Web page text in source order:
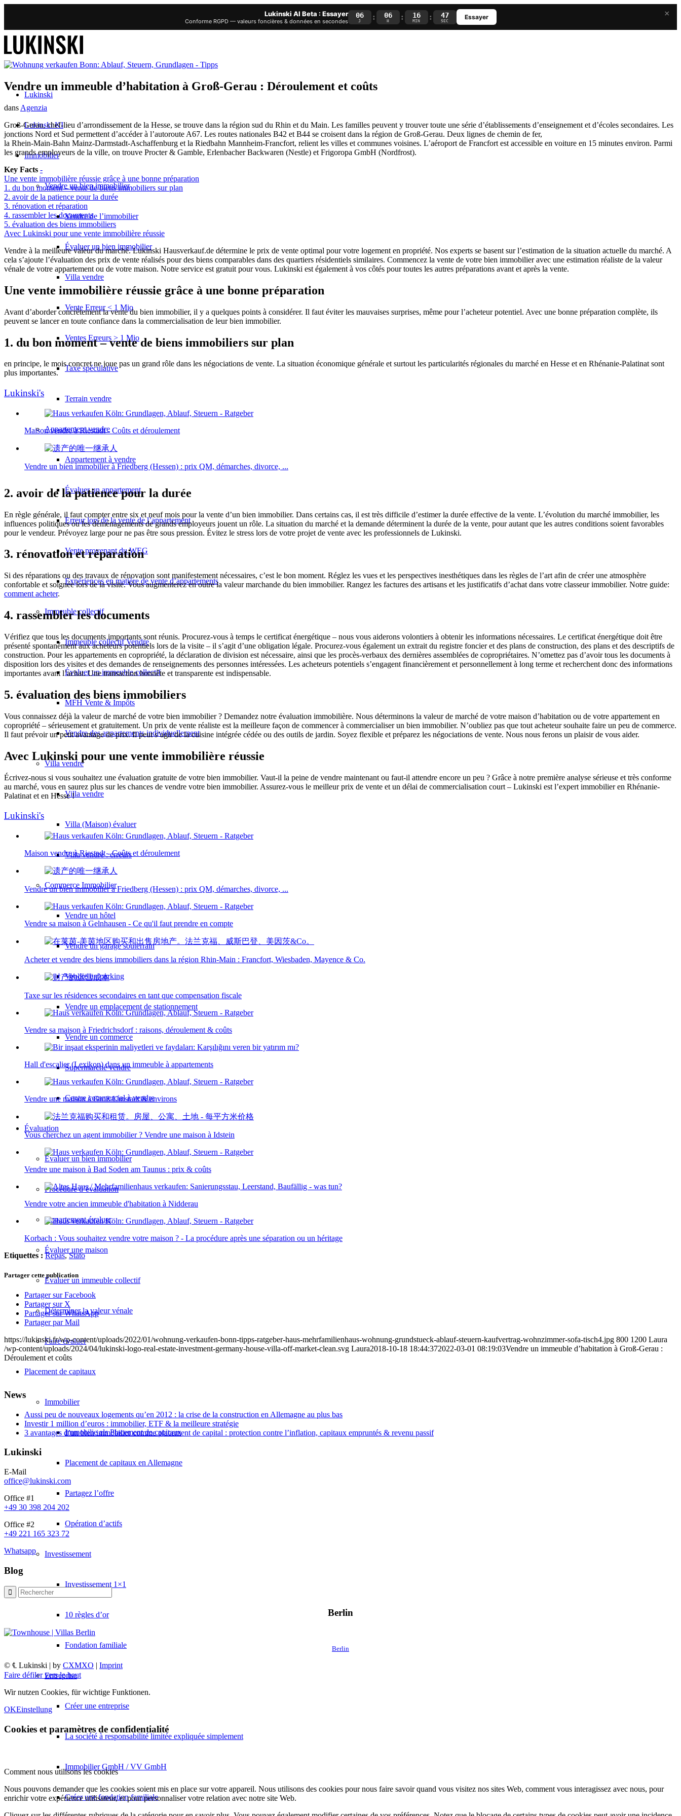
×
Lukinski AI Beta : Essayer
Conforme RGPD — valeurs foncières & données en secondes
06
J : 06
H : 16
MIN : 46
SEC Essayer
Lukinski
Lukinski KI
Immobilier
Vendre un bien immobilier
Vendre de l’immobilier
Évaluer un bien immobilier
Villa vendre
Vente Erreur < 1 Mio
Ventes Erreurs > 1 Mio
Taxe spéculative
Terrain vendre
Appartementvendre
Appartement à vendre
Évaluer un appartement
Erreur lors de la vente de l’appartement
Vente provenant du WEG
Expériences en matière de vente d’appartements
Immeuble collectif
Immeuble collectif Vendre
Évaluer un immeuble collectif
MFH Vente & Impôts
Vendre des appartements individuellement
Villa vendre
Villa vendre
Villa (Maison) évaluer
Villa vendre : erreurs
Commerce Immobilier
Vendre un hôtel
Vendre un garage souterrain
Vendre un parking
Vendre un emplacement de stationnement
Vendre un commerce
Supermarché vendre
Centre commercial à vendre
Évaluation
Évaluer un bien immobilier
Procédure d’évaluation
Appartement évaluer
Évaluer une maison
Évaluer un immeuble collectif
Déterminer la valeur vénale
Faire évaluer
Placement de capitaux
Immobilier
Immobilie als Placement de capitaux
Placement de capitaux en Allemagne
Partagez l’offre
Opération d’actifs
Investissement
Investissement 1×1
10 règles d’or
Fondation familiale
Entreprise
Créer une entreprise
La société à responsabilité limitée expliquée simplement
Immobilier GmbH / VV GmbH
Créer une fondation familiale
Vendre un immeuble d’habitation à Groß-Gerau : Déroulement et coûts
dans Agenzia
Groß-Gerau, chef-lieu d’arrondissement de la Hesse, se trouve dans la région sud du Rhin et du Main. Les familles peuvent y trouver toute une série d’établissements d’enseignement et d’écoles secondaires. Les
jonctions Nord et Sud permettent d’accéder à l’autoroute A67. Les routes nationales B42 et B44 se croisent dans la région de Groß-Gerau. Deux lignes de chemin de fer,
la Rhein-Main-Bahn Mainz-Darmstadt-Aschaffenburg et la Riedbahn Mannheim-Francfort, relient les villes et communes voisines. L’aéroport de Francfort est accessible en voiture en 15 minutes environ. Parmi
les grands employeurs de la ville, on trouve Procter & Gamble, Erlenbacher Backwaren (Nestle) et Frigoropa GmbH (Nordfrost).
Key Facts -
Une vente immobilière réussie grâce à une bonne préparation
1. du bon moment – vente de biens immobiliers sur plan
2. avoir de la patience pour la durée
3. rénovation et réparation
4. rassembler les documents
5. évaluation des biens immobiliers
Avec Lukinski pour une vente immobilière réussie
Vendre à la meilleure valeur du marché. Lukinski Hausverkauf.de détermine le prix de vente optimal pour votre logement en propriété. Nos experts se basent sur l’estimation de la situation actuelle du marché. A
cela s’ajoute l’évaluation des prix de vente réalisés pour des biens comparables dans des quartiers résidentiels similaires. Commencez la vente de votre bien immobilier avec une estimation réaliste de la valeur
vénale de votre appartement ou de votre maison. Notre service est gratuit pour vous. Lukinski est également à vos côtés pour toutes les autres préparations avant et après la vente.
Une vente immobilière réussie grâce à une bonne préparation
Avant d’aborder concrètement la vente du bien immobilier, il y a quelques points à considérer. Il faut éviter les mauvaises surprises, même pour l’acheteur potentiel. Avec une bonne préparation complète, ils
peuvent se lancer en toute confiance dans la commercialisation de leur bien immobilier.
1. du bon moment – vente de biens immobiliers sur plan
en principe, le mois concret ne joue pas un grand rôle dans les négociations de vente. La situation économique générale et surtout les particularités régionales du marché en Hesse et en Rhénanie-Palatinat sont
plus importantes.
Lukinski's
Maison vendre à Riestadt - Coûts et déroulement
Vendre un bien immobilier à Friedberg (Hessen) : prix QM, démarches, divorce, ...
2. avoir de la patience pour la durée
En règle générale, il faut compter entre six et neuf mois pour la vente d’un bien immobilier. Dans certains cas, il est très difficile d’estimer la durée effective de la vente. L’évolution du marché immobilier, les
influences politiques ou les déménagements de grands employeurs jouent un rôle. La situation du marché et la demande déterminent la durée de la vente, pour autant que les autres conditions soient favorables
pour le vendeur. Prévoyez large pour ne pas être sous pression. Évitez le stress lors de votre projet de vente avec les professionnels de Lukinski.
3. rénovation et réparation
Si des réparations ou des travaux de rénovation sont manifestement nécessaires, c’est le bon moment. Réglez les vues et les perspectives inesthétiques dans les règles de l’art afin de créer une atmosphère
confortable et soignée lors de la visite. Vous augmenterez en outre la valeur marchande du bien immobilier. Rangez les factures des artisans et les justificatifs d’achat dans votre classeur immobilier. Notre guide:
comment acheter.
4. rassembler les documents
Vérifiez que tous les documents importants sont réunis. Procurez-vous à temps le certificat énergétique – nous vous aiderons volontiers à obtenir les informations nécessaires. Le certificat énergétique doit être
présenté spontanément aux acheteurs potentiels lors de la visite – il s’agit d’une obligation légale. Procurez-vous également un extrait du registre foncier et des plans de construction, des plans et des descriptifs de
construction. Pour les appartements en copropriété, la déclaration de division est nécessaire, ainsi que les procès-verbaux des dernières assemblées de copropriétaires. N’omettez pas d’avoir tous les documents à
disposition lors des visites et des demandes de renseignements des personnes intéressées. Les acheteurs potentiels s’engagent financièrement et personnellement à long terme et recherchent donc des informations
importantes avant l’achat. Une transaction honnête et transparente est indispensable.
5. évaluation des biens immobiliers
Vous connaissez déjà la valeur de marché de votre bien immobilier ? Demandez notre évaluation immobilière. Nous déterminons la valeur de marché de votre maison d’habitation ou de votre appartement en
copropriété – sérieusement et gratuitement. Un prix de vente réaliste est la meilleure façon de commencer à commercialiser un bien immobilier. N’oubliez pas que tout acheteur souhaite faire un peu de commerce.
Il faut prévoir un petit avantage de prix. Il peut s’agir de la cuisine intégrée cédée ou des outils de jardin. Soyez flexible et préparez les négociations de vente. Nous nous ferons un plaisir de vous aider.
Avec Lukinski pour une vente immobilière réussie
Écrivez-nous si vous souhaitez une évaluation gratuite de votre bien immobilier. Vaut-il la peine de vendre maintenant ou faut-il attendre encore un peu ? Grâce à notre première analyse sérieuse et très conforme
au marché, vous en saurez plus sur les chances de vendre votre bien immobilier. Assurez-vous le meilleur prix de vente et un délai de commercialisation court – Lukinski est l’expert immobilier en Rhénanie-
Palatinat et en Hesse !
Lukinski's
Maison vendre à Riestadt - Coûts et déroulement
Vendre un bien immobilier à Friedberg (Hessen) : prix QM, démarches, divorce, ...
Vendre sa maison à Gelnhausen - Ce qu'il faut prendre en compte
Acheter et vendre des biens immobiliers dans la région Rhin-Main : Francfort, Wiesbaden, Mayence & Co.
Taxe sur les résidences secondaires en tant que compensation fiscale
Vendre sa maison à Friedrichsdorf : raisons, déroulement & coûts
Hall d'escalier (Lexikon) dans un immeuble à appartements
Vendre une maison à Groß-Umstadt & environs
Vous cherchez un agent immobilier ? Vendre une maison à Idstein
Vendre une maison à Bad Soden am Taunus : prix & coûts
Vendre votre ancien immeuble d'habitation à Nidderau
Korbach : Vous souhaitez vendre votre maison ? - La procédure après une séparation ou un héritage
Etiquettes : Repas,Stato
Partager cette publication
Partager sur Facebook
Partager sur X
Partager sur WhatsApp
Partager par Mail
https://lukinski.fr/wp-content/uploads/2022/01/wohnung-verkaufen-bonn-tipps-ratgeber-haus-mehrfamilienhaus-wohnung-grundstueck-ablauf-steuern-kaufvertrag-wohnzimmer-sofa-tisch4.jpg 800 1200 Laura
/wp-content/uploads/2024/04/lukinski-logo-real-estate-investment-germany-house-villa-off-market-clean.svg Laura2018-10-18 18:44:372022-03-01 08:19:03Vendre un immeuble d’habitation à Groß-Gerau :
Déroulement et coûts
News
Aussi peu de nouveaux logements qu’en 2012 : la crise de la construction en Allemagne au plus bas
Investir 1 million d’euros : immobilier, ETF & la meilleure stratégie
3 avantages d’un bien immobilier comme placement de capital : protection contre l’inflation, capitaux empruntés & revenu passif
Lukinski
E-Mail
office@lukinski.com
Office #1
+49 30 398 204 202
Office #2
+49 221 165 323 72
Whatsapp
Blog
Berlin
Berlin
© ℄ Lukinski | by CXMXO | Imprint
Faire défiler vers le haut
Wir nutzen Cookies, für wichtige Funktionen.
OKEinstellung
Cookies et paramètres de confidentialité
Comment nous utilisons les cookies
Nous pouvons demander que les cookies soient mis en place sur votre appareil. Nous utilisons des cookies pour nous faire savoir quand vous visitez nos sites Web, comment vous interagissez avec nous, pour
enrichir votre expérience utilisateur, et pour personnaliser votre relation avec notre site Web.